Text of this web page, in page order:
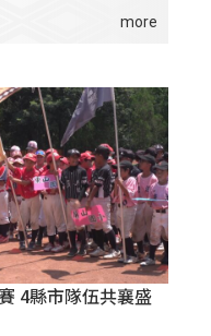
4縣市隊伍共襄盛